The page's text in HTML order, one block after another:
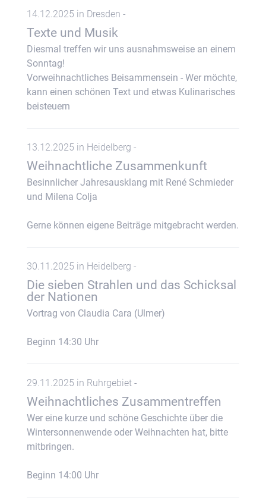
14.12.2025 in Dresden -
Texte und Musik
Diesmal treffen wir uns ausnahmsweise an einem
Sonntag!
Vorweihnachtliches Beisammensein - Wer möchte,
kann einen schönen Text und etwas Kulinarisches
beisteuern
13.12.2025 in Heidelberg -
Weihnachtliche Zusammenkunft
Besinnlicher Jahresausklang mit René Schmieder
und Milena Colja
Gerne können eigene Beiträge mitgebracht werden.
30.11.2025 in Heidelberg -
Die sieben Strahlen und das Schicksal
der Nationen
Vortrag von Claudia Cara (Ulmer)
Beginn 14:30 Uhr
29.11.2025 in Ruhrgebiet -
Weihnachtliches Zusammentreffen
Wer eine kurze und schöne Geschichte über die
Wintersonnenwende oder Weihnachten hat, bitte
mitbringen.
Beginn 14:00 Uhr